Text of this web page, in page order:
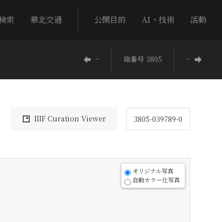
索 華北交通 公開目的 AI・技術 活動
− 箱番号 3805 −
IIIF Curation Viewer 3805-039789-0
オリジナル写真
自動カラー化写真